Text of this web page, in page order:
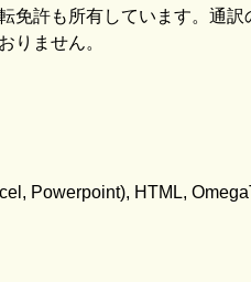
免許も所有しています。通訳
りません。
Powerpoint), HTML,